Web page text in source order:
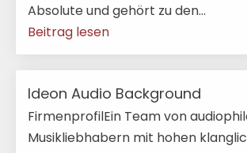
Absolute und gehört zu den...
Beitrag lesen
Ideon Audio Background
FirmenprofilEin Team von
Musikliebhabern mit hohen